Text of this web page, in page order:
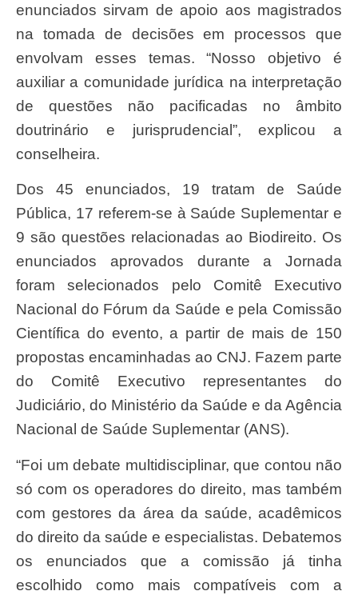
enunciados sirvam de apoio aos magistrados
na tomada de decisões em processos que
envolvam esses temas. “Nosso objetivo é
auxiliar a comunidade jurídica na interpretação
de questões não pacificadas no âmbito
doutrinário e jurisprudencial”, explicou a
conselheira.
Dos 45 enunciados, 19 tratam de Saúde
Pública, 17 referem-se à Saúde Suplementar e
9 são questões relacionadas ao Biodireito. Os
enunciados aprovados durante a Jornada
foram selecionados pelo Comitê Executivo
Nacional do Fórum da Saúde e pela Comissão
Científica do evento, a partir de mais de 150
propostas encaminhadas ao CNJ. Fazem parte
do Comitê Executivo representantes do
Judiciário, do Ministério da Saúde e da Agência
Nacional de Saúde Suplementar (ANS).
“Foi um debate multidisciplinar, que contou não
só com os operadores do direito, mas também
com gestores da área da saúde, acadêmicos
do direito da saúde e especialistas. Debatemos
os enunciados que a comissão já tinha
escolhido como mais compatíveis com a